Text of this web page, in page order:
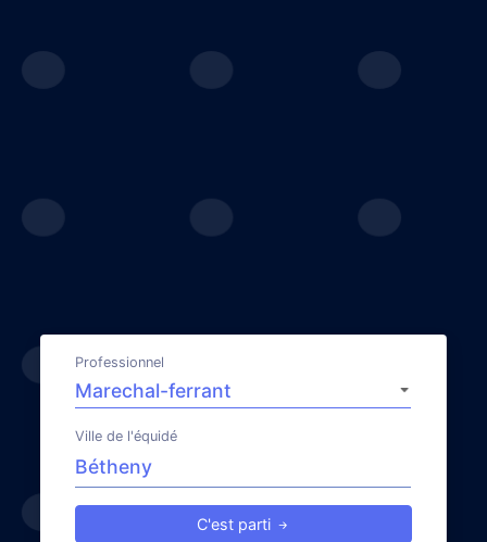
Professionnel
Ville de l'équidé
C'est parti